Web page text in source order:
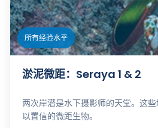
所有经验水平
淤泥微距：Seraya 1 & 2
两次岸潜是水下摄影师的天堂。这
以置信的微距生物。